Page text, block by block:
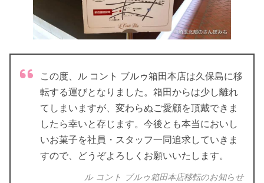
この度、ル コント ブルゥ箱田本店は久保島に移
転する運びとなりました。箱田からは少し離れ
てしまいますが、変わらぬご愛顧を頂戴できま
したら幸いと存じます。今後とも本当においし
いお菓子を社員・スタッフ一同追求していきま
すので、どうぞよろしくお願いいたします。
ル コント ブルゥ箱田本店移転のお知らせ